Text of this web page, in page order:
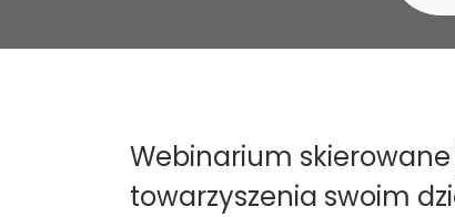
Webinarium
towarzyszenia swoim